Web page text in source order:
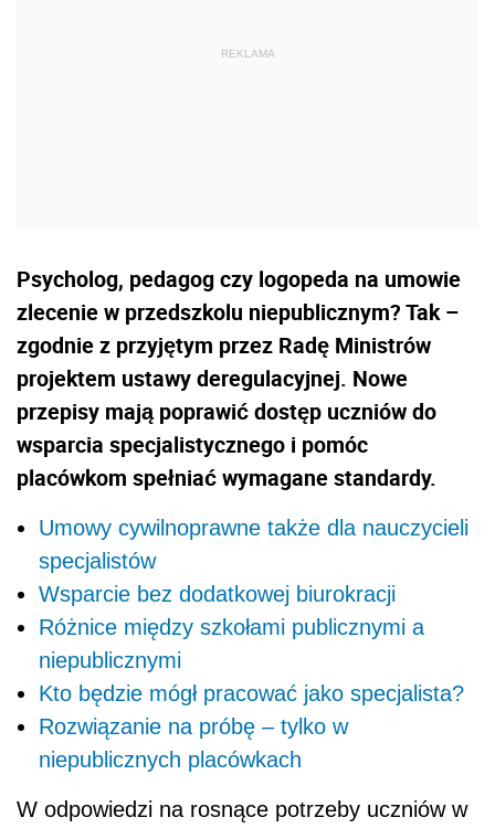
Psycholog, pedagog czy logopeda na umowie
zlecenie w przedszkolu niepublicznym? Tak –
zgodnie z przyjętym przez Radę Ministrów
projektem ustawy deregulacyjnej. Nowe
przepisy mają poprawić dostęp uczniów do
wsparcia specjalistycznego i pomóc
placówkom spełniać wymagane standardy.
Umowy cywilnoprawne także dla nauczycieli
specjalistów
Wsparcie bez dodatkowej biurokracji
Różnice między szkołami publicznymi a
niepublicznymi
Kto będzie mógł pracować jako specjalista?
Rozwiązanie na próbę – tylko w
niepublicznych placówkach
W odpowiedzi na rosnące potrzeby uczniów w